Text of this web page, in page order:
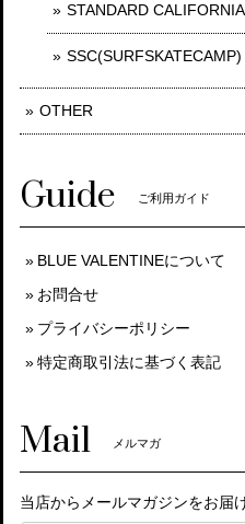
STANDARD CALIFORNIA
SSC(SURFSKATECAMP)
OTHER
Guide ご利用ガイド
BLUE VALENTINEについて
お問合せ
プライバシーポリシー
特定商取引法に基づく表記
Mail メルマガ
当店からメールマガジンをお届